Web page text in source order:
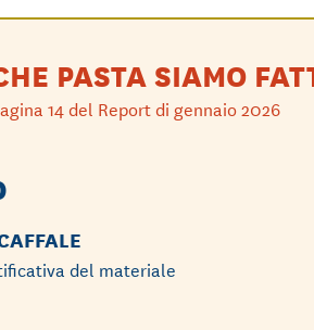
PASTA SIAMO
14 del Report di gennaio 2026
del materiale